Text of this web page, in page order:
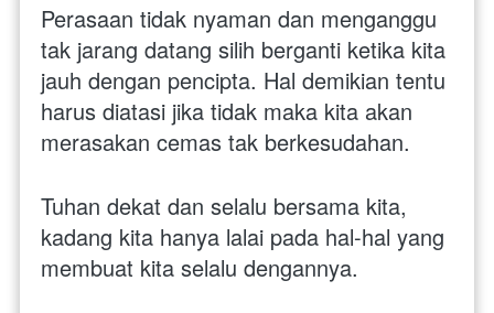
Perasaan tidak nyaman dan menganggu
tak jarang datang silih berganti ketika kita
jauh dengan pencipta. Hal demikian tentu
harus diatasi jika tidak maka kita akan
merasakan cemas tak berkesudahan.
Tuhan dekat dan selalu bersama kita,
kadang kita hanya lalai pada hal-hal yang
membuat kita selalu dengannya.